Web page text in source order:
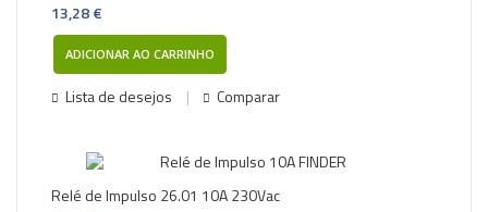
13,28 €
ADICIONAR AO CARRINHO
Lista de desejos Comparar
Relé de Impulso 26.01 10A 230Vac